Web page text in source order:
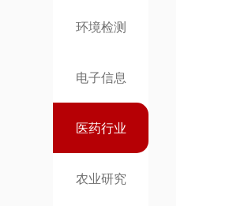
环境检测
电子信息
医药行业
农业研究